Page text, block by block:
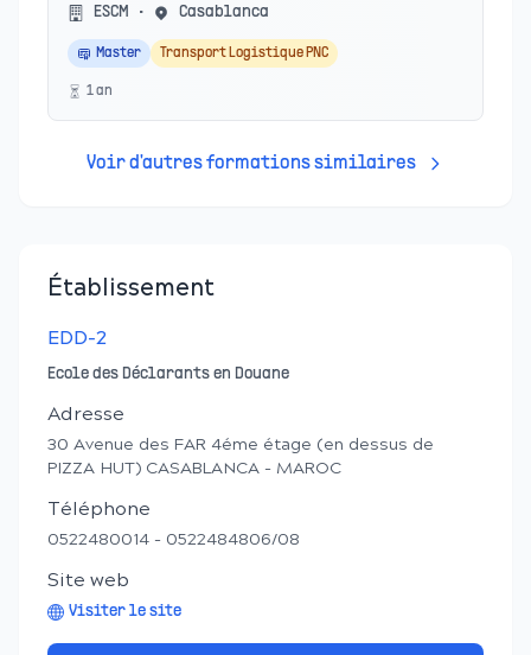
l'ESC Saint-Etienne
ESCM • Casablanca
Master Transport Logistique PNC
1an
Voir d'autres formations similaires
Établissement
EDD-2
Ecole des Déclarants en Douane
Adresse
30 Avenue des FAR 4éme étage (en dessus de
PIZZA HUT) CASABLANCA - MAROC
Téléphone
0522480014 - 0522484806/08
Site web
Visiter le site